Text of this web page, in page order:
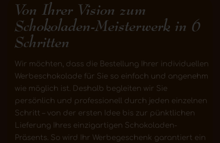
Von Ihrer Vision zum
Schokoladen-Meisterwerk in 6
Schritten
Wir möchten, dass die Bestellung Ihrer individuellen
Werbeschokolade für Sie so einfach und angenehm
wie möglich ist. Deshalb begleiten wir Sie
persönlich und professionell durch jeden einzelnen
Schritt – von der ersten Idee bis zur pünktlichen
Lieferung Ihres einzigartigen Schokoladen-
Präsents. So wird Ihr Werbegeschenk garantiert ein